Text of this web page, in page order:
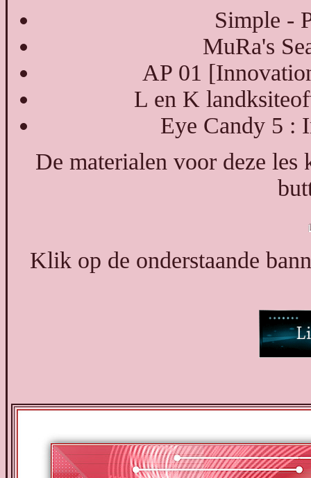
Simple -
MuRa's
AP 01
L en K
Eye Candy 5 :
De materialen voor deze les
Klik op de onderstaande